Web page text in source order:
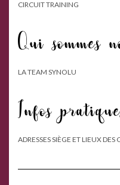
CIRCUIT TRAINING
Qui sommes
LA TEAM SYNOLU
Infos
ADRESSES SIÈGE ET LIEUX DES